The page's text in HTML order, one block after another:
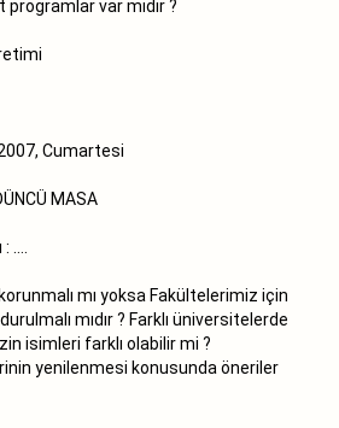
var mıdır ?
2007, Cumartesi
MASA
….
mı yoksa Fakültelerimiz için
mıdır ? Farklı üniversitelerde
isimleri farklı olabilir mi ?
yenilenmesi konusunda öneriler